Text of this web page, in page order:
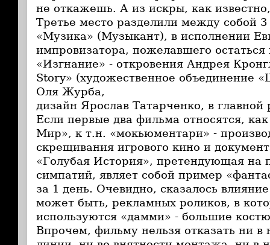
не откажешь. А из искры, как
Третье место разделили между собой
«Музика» (Музыкант), в исполнении
импровизатора, пожелавшего остаться
«Изгнание» - откровения Андрея
Story» (художественное объединение
Оля Журба,
дизайн Ярослав Татарченко, в
Если первые два фильма относятся,
Мир», к т.н. «мокьюментари» -
скрещивания игрового кино и
«Голубая История», претендующая на
симпатий, являет собой пример
за 1 день. Очевидно, сказалось
может быть, рекламных роликов, в
используются «дамми» - большие
Впрочем, фильму нельзя отказать ни